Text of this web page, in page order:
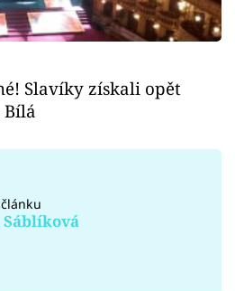
Slavíky získali opět
Bílá
Sáblíková